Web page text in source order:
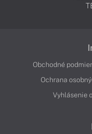
Obchodné
Ochrana
Vyhlásenie